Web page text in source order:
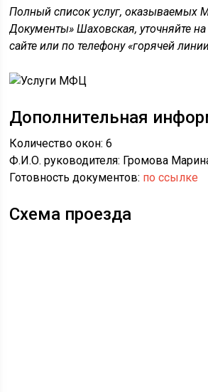
Полный список услуг,
Документы» Шаховская, уточняйте
сайте или по телефону «горячей
Дополнительная
Количество окон: 6
Ф.И.О. руководителя: Громова
Готовность документов: по ссылке
Схема проезда